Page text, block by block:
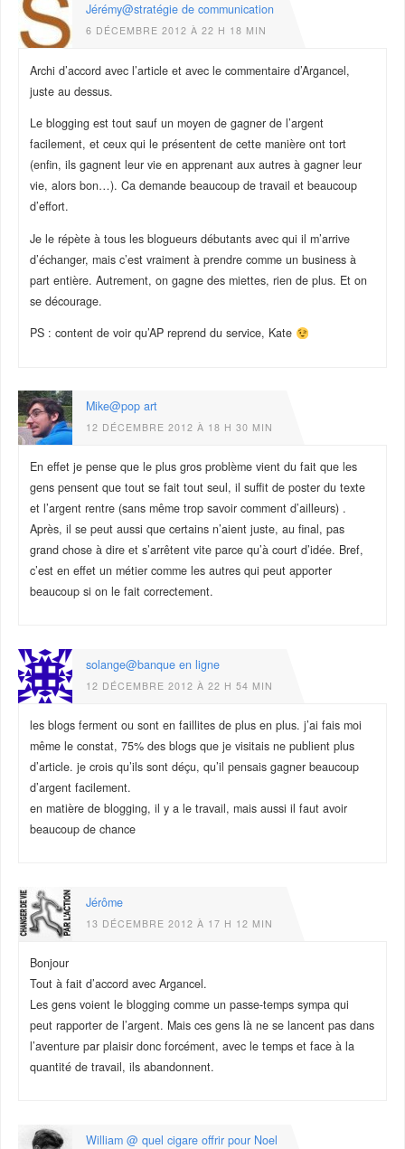
Jérémy@stratégie de communication
6 DÉCEMBRE 2012 À 22 H 18 MIN
Archi d’accord avec l’article et avec le commentaire d’Argancel,
juste au dessus.
Le blogging est tout sauf un moyen de gagner de l’argent
facilement, et ceux qui le présentent de cette manière ont tort
(enfin, ils gagnent leur vie en apprenant aux autres à gagner leur
vie, alors bon…). Ca demande beaucoup de travail et beaucoup
d’effort.
Je le répète à tous les blogueurs débutants avec qui il m’arrive
d’échanger, mais c’est vraiment à prendre comme un business à
part entière. Autrement, on gagne des miettes, rien de plus. Et on
se décourage.
PS : content de voir qu’AP reprend du service, Kate
Mike@pop art
12 DÉCEMBRE 2012 À 18 H 30 MIN
En effet je pense que le plus gros problème vient du fait que les
gens pensent que tout se fait tout seul, il suffit de poster du texte
et l’argent rentre (sans même trop savoir comment d’ailleurs) .
Après, il se peut aussi que certains n’aient juste, au final, pas
grand chose à dire et s’arrêtent vite parce qu’à court d’idée. Bref,
c’est en effet un métier comme les autres qui peut apporter
beaucoup si on le fait correctement.
solange@banque en ligne
12 DÉCEMBRE 2012 À 22 H 54 MIN
les blogs ferment ou sont en faillites de plus en plus. j’ai fais moi
même le constat, 75% des blogs que je visitais ne publient plus
d’article. je crois qu’ils sont déçu, qu’il pensais gagner beaucoup
d’argent facilement.
en matière de blogging, il y a le travail, mais aussi il faut avoir
beaucoup de chance
Jérôme
13 DÉCEMBRE 2012 À 17 H 12 MIN
Bonjour
Tout à fait d’accord avec Argancel.
Les gens voient le blogging comme un passe-temps sympa qui
peut rapporter de l’argent. Mais ces gens là ne se lancent pas dans
l’aventure par plaisir donc forcément, avec le temps et face à la
quantité de travail, ils abandonnent.
William @ quel cigare offrir pour Noel